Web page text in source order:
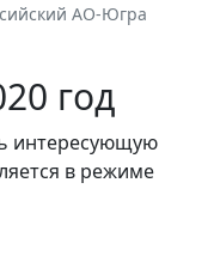
АО-Югра
год
интересующую
в режиме